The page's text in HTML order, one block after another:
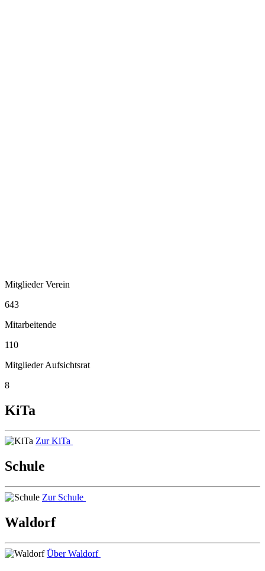
Mitglieder Verein
643
Mitarbeitende
110
Mitglieder Aufsichtsrat
8
KiTa
Zur KiTa
Schule
Zur Schule
Waldorf
Über Waldorf